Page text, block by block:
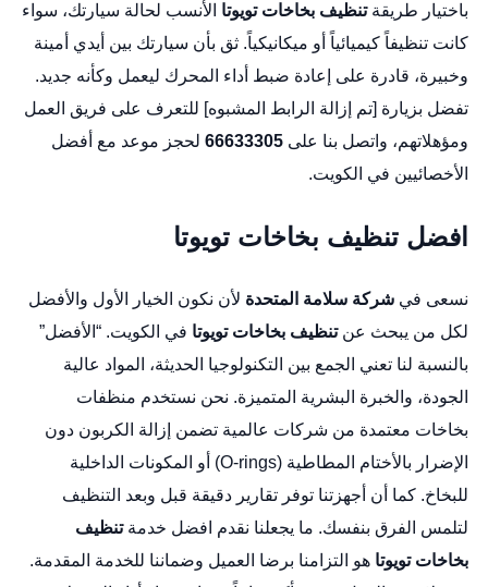
باختيار طريقةتنظيف بخاخات تويوتا الأنسب لحالة سيارتك، سواء
كانت تنظيفاً كيميائياً أو ميكانيكياً. ثق بأن سيارتك بين أيدي أمينة
وخبيرة، قادرة على إعادة ضبط أداء المحرك ليعمل وكأنه جديد.
تفضل بزيارة [تم إزالة الرابط المشبوه] للتعرف على فريق العمل
ومؤهلاتهم، واتصل بنا على 66633305لحجز موعد مع أفضل
الأخصائيين في الكويت.
افضل تنظيف بخاخات تويوتا
نسعى في شركة سلامة المتحدة لأن نكون الخيار الأول والأفضل
لكل من يبحث عنتنظيف بخاخات تويوتا في الكويت. “الأفضل”
بالنسبة لنا تعني الجمع بين التكنولوجيا الحديثة، المواد عالية
الجودة، والخبرة البشرية المتميزة. نحن نستخدم منظفات
بخاخات معتمدة من شركات عالمية تضمن إزالة الكربون دون
الإضرار بالأختام المطاطية (O-rings) أو المكونات الداخلية
للبخاخ. كما أن أجهزتنا توفر تقارير دقيقة قبل وبعد التنظيف
لتلمس الفرق بنفسك. ما يجعلنا نقدم افضل خدمةتنظيف
بخاخات تويوتا هو التزامنا برضا العميل وضماننا للخدمة المقدمة.